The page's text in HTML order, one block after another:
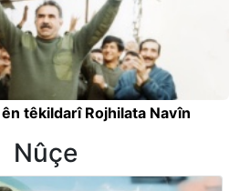
têkildarî Rojhilata Navîn
Nûçe